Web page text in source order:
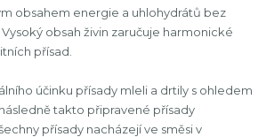
obsahem energie a uhlohydrátů bez
obsah živin zaručuje harmonické
přísad.
účinku přísady mleli a drtily s ohledem
takto připravené přísady
přísady nacházejí ve směsi v